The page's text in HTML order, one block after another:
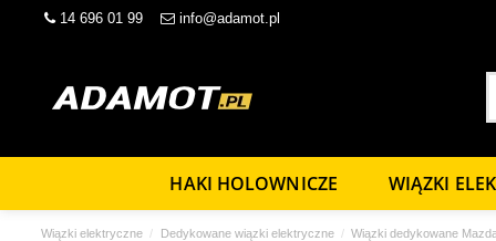
14 696 01 99 info@adamot.pl
HAKI HOLOWNICZE WIĄZKI
Wiązki elektryczne Dedykowane wiązki elektryczne Wiązki dedykowane Mazda